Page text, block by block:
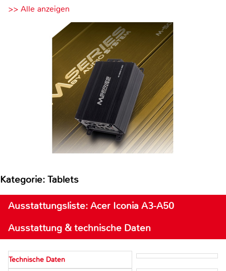
>> Alle anzeigen
Kategorie: Tablets
Ausstattungsliste: Acer Iconia A3-A50
Ausstattung & technische Daten
Technische Daten